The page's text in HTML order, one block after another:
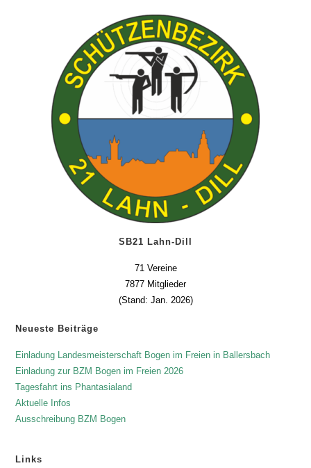
SB21 Lahn-Dill
71 Vereine
7877 Mitglieder
(Stand: Jan. 2026)
Neueste Beiträge
Einladung Landesmeisterschaft Bogen im Freien in Ballersbach
Einladung zur BZM Bogen im Freien 2026
Tagesfahrt ins Phantasialand
Aktuelle Infos
Ausschreibung BZM Bogen
Links